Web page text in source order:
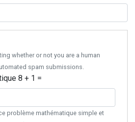
whether or not you are a human
spam submissions.
8 + 1 =
problème mathématique simple et